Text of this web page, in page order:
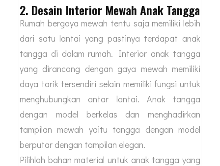
2. Desain Interior Mewah Anak Tangga
Rumah bergaya mewah tentu saja memiliki lebih
dari satu lantai yang pastinya terdapat anak
tangga di dalam rumah. Interior anak tangga
yang dirancang dengan gaya mewah memiliki
daya tarik tersendiri selain memiliki fungsi untuk
menghubungkan antar lantai. Anak tangga
dengan model berkelas dan menghadirkan
tampilan mewah yaitu tangga dengan model
berputar dengan tampilan elegan.
Pilihlah bahan material untuk anak tangga yang